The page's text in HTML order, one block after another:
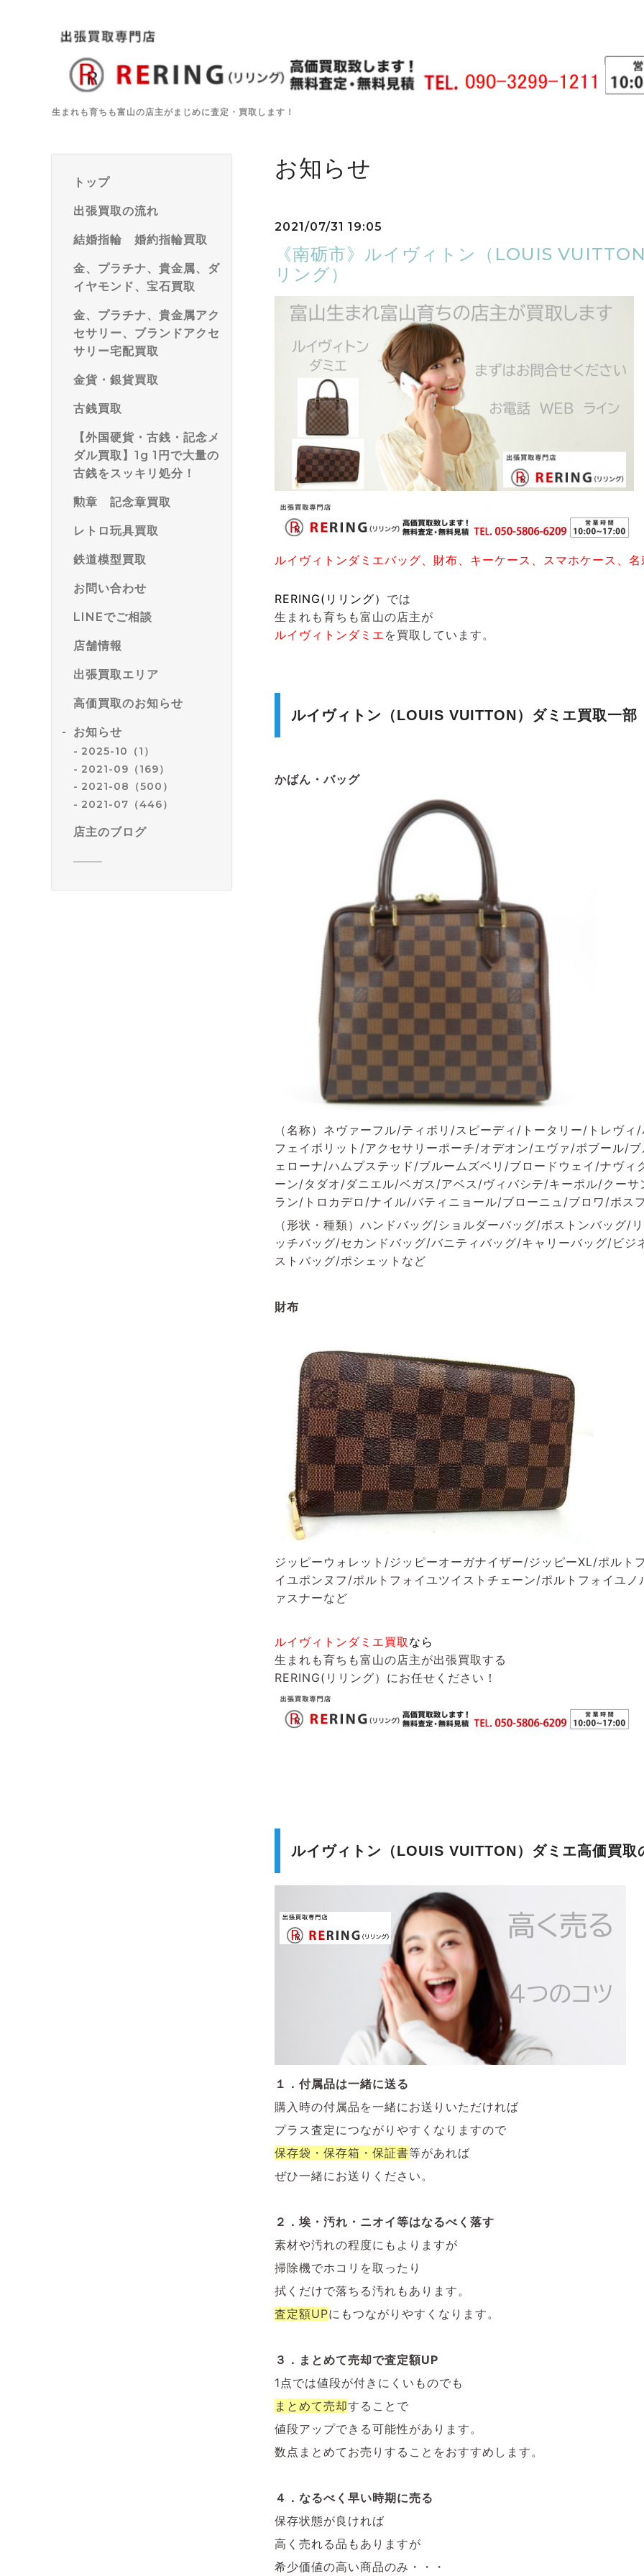
生まれも育ちも富山の店主がまじめに査定・買取します！
トップ
出張買取の流れ
結婚指輪 婚約指輪買取
金、プラチナ、貴金属、ダ
イヤモンド、宝石買取
金、プラチナ、貴金属アク
セサリー、ブランドアクセ
サリー宅配買取
金貨・銀貨買取
古銭買取
【外国硬貨・古銭・記念メ
ダル買取】1g 1円で大量の
古銭をスッキリ処分！
勲章 記念章買取
レトロ玩具買取
鉄道模型買取
お問い合わせ
LINEでご相談
店舗情報
出張買取エリア
高価買取のお知らせ
お知らせ
2025-10（1）
2021-09（169）
2021-08（500）
2021-07（446）
店主のブログ
お知らせ
2021/07/31 19:05
《南砺市》ルイヴィトン（LOUIS
リング）
ルイヴィトンダミエバッグ、財布、キーケース、スマホケース、名
RERING(リリング） では
生まれも育ちも富山の店主が
ルイヴィトンダミエ を買取しています。
ルイヴィトン（LOUIS VUITTON）ダミエ買取一部
かばん・バッグ
（名称）ネヴァーフル/ティボリ/スピーディ/トータリー/トレヴ
フェイボリット/アクセサリーポーチ/オデオン/エヴァ/ボブール/
ェローナ/ハムプステッド/ブルームズベリ/ブロードウェイ/ナヴ
ーン/タダオ/ダニエル/ベガス/アベス/ヴィバシテ/キーポル/クー
ラン/トロカデロ/ナイル/バティニョール/ブローニュ/ブロワ/ボス
（形状・種類）ハンドバッグ/ショルダーバッグ/ボストンバッグ/
ッチバッグ/セカンドバッグ/バニティバッグ/キャリーバッグ/ビ
ストバッグ/ポシェットなど
財布
ジッピーウォレット/ジッピーオーガナイザー/ジッピーXL/ポルト
イユポンヌフ/ポルトフォイユツイストチェーン/ポルトフォイユ
ァスナーなど
ルイヴィトンダミエ買取 なら
生まれも育ちも富山の店主が出張買取する
RERING(リリング） にお任せください！
ルイヴィトン（LOUIS VUITTON）ダミエ高価買取
１．付属品は一緒に送る
購入時の付属品を一緒にお送りいただければ
プラス査定につながりやすくなりますので
保存袋・保存箱・保証書等があれば
ぜひ一緒にお送りください。
２．埃・汚れ・ニオイ等はなるべく落す
素材や汚れの程度にもよりますが
掃除機でホコリを取ったり
拭くだけで落ちる汚れもあります。
査定額UPにもつながりやすくなります。
３．まとめて売却で査定額UP
1点では値段が付きにくいものでも
まとめて売却することで
値段アップできる可能性があります。
数点まとめてお売りすることをおすすめします。
４．なるべく早い時期に売る
保存状態が良ければ
高く売れる品もありますが
希少価値の高い商品のみ・・・